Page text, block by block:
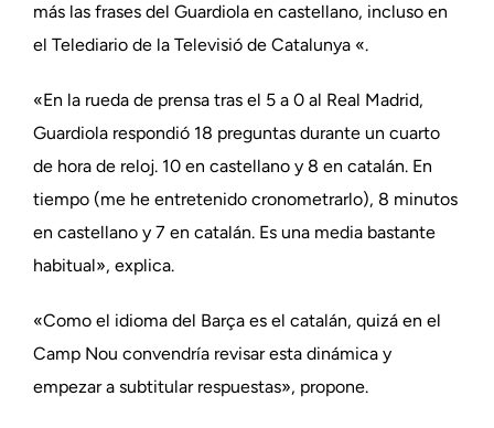
más las frases del Guardiola en castellano, incluso en
el Telediario de la Televisió de Catalunya «.
«En la rueda de prensa tras el 5 a 0 al Real Madrid,
Guardiola respondió 18 preguntas durante un cuarto
de hora de reloj. 10 en castellano y 8 en catalán. En
tiempo (me he entretenido cronometrarlo), 8 minutos
en castellano y 7 en catalán. Es una media bastante
habitual», explica.
«Como el idioma del Barça es el catalán, quizá en el
Camp Nou convendría revisar esta dinámica y
empezar a subtitular respuestas», propone.